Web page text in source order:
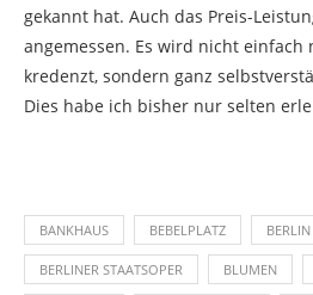
gekannt hat. Auch das Preis-
angemessen. Es wird nicht einfach
kredenzt, sondern ganz
Dies habe ich bisher nur selten
BANKHAUS BEBELPLATZ BERLIN
BERLINER STAATSOPER BLUMEN